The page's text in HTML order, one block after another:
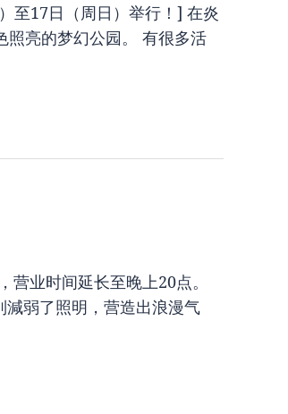
至17日（周日）举行！] 在炎
照亮的梦幻公园。 有很多活
业时间延长至晚上20点。
弱了照明，营造出浪漫气